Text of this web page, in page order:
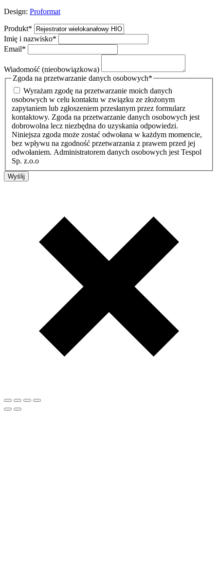
Design: Proformat
Produkt*
Imię i nazwisko*
Email*
Wiadomość (nieobowiązkowa)
Zgoda na przetwarzanie danych osobowych*
Wyrażam zgodę na przetwarzanie moich danych
osobowych w celu kontaktu w związku ze złożonym
zapytaniem lub zgłoszeniem przesłanym przez formularz
kontaktowy. Zgoda na przetwarzanie danych osobowych jest
dobrowolna lecz niezbędna do uzyskania odpowiedzi.
Niniejsza zgoda może zostać odwołana w każdym momencie,
bez wpływu na zgodność przetwarzania z prawem przed jej
odwołaniem. Administratorem danych osobowych jest Tespol
Sp. z.o.o
Wyślij